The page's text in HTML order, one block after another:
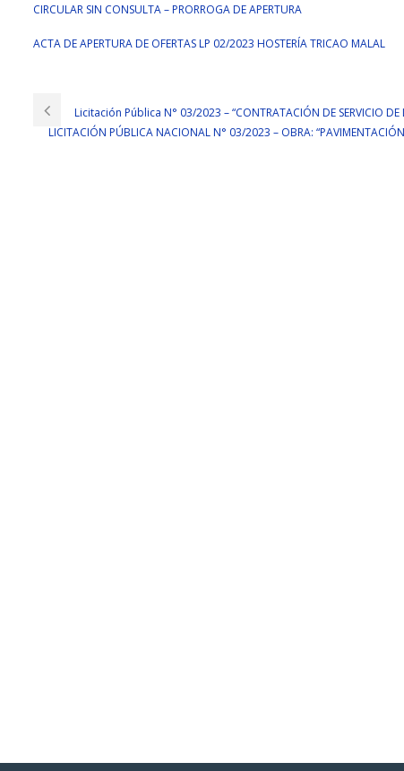
CIRCULAR SIN CONSULTA – PRORROGA DE APERTURA
ACTA DE APERTURA DE OFERTAS LP 02/2023 HOSTERÍA TRICAO MALAL
Licitación Pública N° 03/2023 – “CONTRATACIÓN DE SERVICIO DE
LICITACIÓN PÚBLICA NACIONAL N° 03/2023 – OBRA: